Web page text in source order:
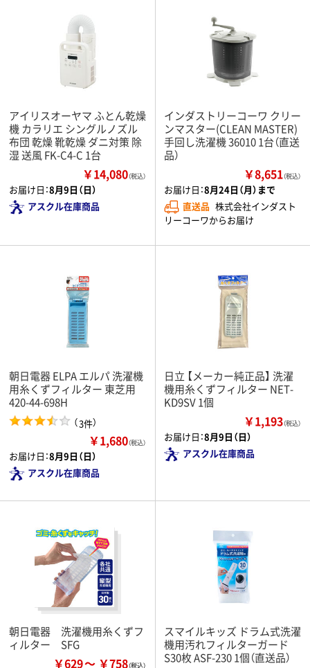
アイリスオーヤマ ふとん乾燥
機 カラリエ シングルノズル
布団 乾燥 靴乾燥 ダニ対策 除
湿 送風 FK-C4-C 1台
￥14,080（税込）
お届け日：8月9日（日）
アスクル在庫商品
インダストリーコーワ クリー
ンマスター(CLEAN MASTER)
手回し洗濯機 36010 1台（直送
品）
￥8,651（税込）
お届け日：8月24日（月）まで
直送品 株式会社インダスト
リーコーワからお届け
朝日電器 ELPA エルパ 洗濯機
用糸くずフィルター 東芝用
420-44-698H
（3件）
￥1,680（税込）
お届け日：8月9日（日）
アスクル在庫商品
日立 【メーカー純正品】 洗濯
機用糸くずフィルター NET-
KD9SV 1個
￥1,193（税込）
お届け日：8月9日（日）
アスクル在庫商品
朝日電器 洗濯機用糸くずフ
ィルター SFG
￥629 ￥758
スマイルキッズ ドラム式洗濯
機用汚れフィルターガード
S30枚 ASF-230 1個（直送品）